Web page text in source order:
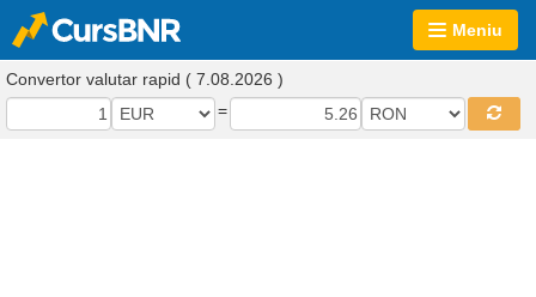
Meniu
Convertor valutar rapid ( 7.08.2026 )
=